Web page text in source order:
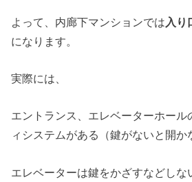
よって、内廊下マンションでは 入り
になります。
実際には、
エントランス、エレベーターホール
ィシステムがある（鍵がないと開か
エレベーターは鍵をかざすなどしな